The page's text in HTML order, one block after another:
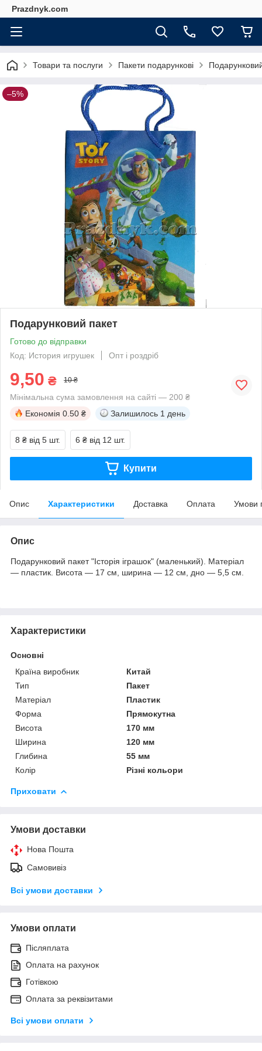
Prazdnyk.com
Товари та послуги Пакети подарункові
–5%
Подарунковий пакет
Готово до відправки
Код: История игрушек
Опт і роздріб
9,50 ₴ 10 ₴
Мінімальна сума замовлення на сайті — 200 ₴
Економія 0.50 ₴ Залишилось 1 день
8 ₴ від 5 шт. 6 ₴ від 12 шт.
Купити
Опис Характеристики Доставка Оплата Умови
Опис
Подарунковий пакет "Історія іграшок" (маленький). Матеріал
— пластик. Висота — 17 см, ширина — 12 см, дно — 5,5 см.
Характеристики
Основні
Країна виробник
Китай
Тип
Пакет
Матеріал
Пластик
Форма
Прямокутна
Висота
170 мм
Ширина
120 мм
Глибина
55 мм
Колір
Різні кольори
Приховати
Умови доставки
Нова Пошта
Самовивіз
Всі умови доставки
Умови оплати
Післяплата
Оплата на рахунок
Готівкою
Оплата за реквізитами
Всі умови оплати